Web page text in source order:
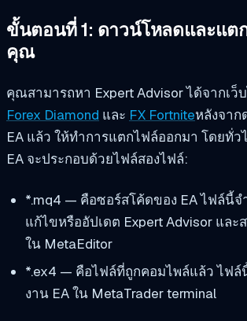
ขั้นตอนที่ 1: ดาวน์โหลดและแต
คุณ
คุณสามารถหา Expert Advisor ได้จากเว็
Forex Diamond และ FX Fortniteหลังจา
EA แล้ว ให้ทำการแตกไฟล์ออกมา โดยทั่ว
EA จะประกอบด้วยไฟล์สองไฟล์:
*.mq4 — คือซอร์สโค้ดของ EA ไฟล์นี้จ
แก้ไขหรืออัปเดต Expert Advisor และ
ใน MetaEditor
*.ex4 — คือไฟล์ที่ถูกคอมไพล์แล้ว ไฟล์
งาน EA ใน MetaTrader terminal